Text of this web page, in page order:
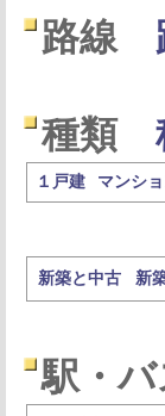
路線
種類
１戸建 マンシ
新築と中古 新
駅・バ